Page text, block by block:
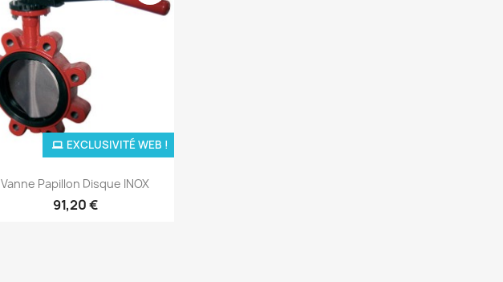
Aperçu rapide
Vanne Papillon Disque INOX
91,20 €
EXCLUSIVITÉ WEB !